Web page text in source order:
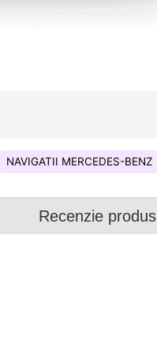
NAVIGATII MERCEDES-BENZ
Recenzie produs